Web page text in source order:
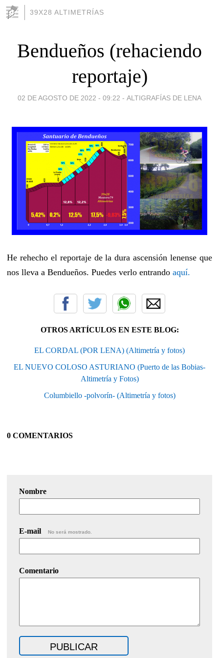
39X28 ALTIMETRÍAS
Bendueños (rehaciendo
reportaje)
02 DE AGOSTO DE 2022 - 09:22 - ALTIGRAFÍAS DE LENA
He rehecho el reportaje de la dura ascensión lenense que
nos lleva a Bendueños. Puedes verlo entrando aquí.
OTROS ARTÍCULOS EN ESTE BLOG:
EL CORDAL (POR LENA) (Altimetría y fotos)
EL NUEVO COLOSO ASTURIANO (Puerto de las Bobias-
Altimetría y Fotos)
Columbiello -polvorín- (Altimetría y fotos)
0 COMENTARIOS
Nombre
E-mail No será mostrado.
Comentario